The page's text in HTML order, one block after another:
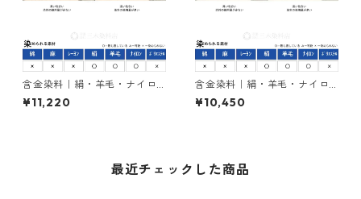
含金染料｜絹・羊毛・ナイロ
ンを染める｜500g｜ラニール
エローRRN（赤みの黄色）
¥11,220
含金染料｜絹・羊毛・ナイロ
ンを染める｜500g｜イソラン
エローK-GLN２５０％（青み
¥10,450
最近チェックした商品